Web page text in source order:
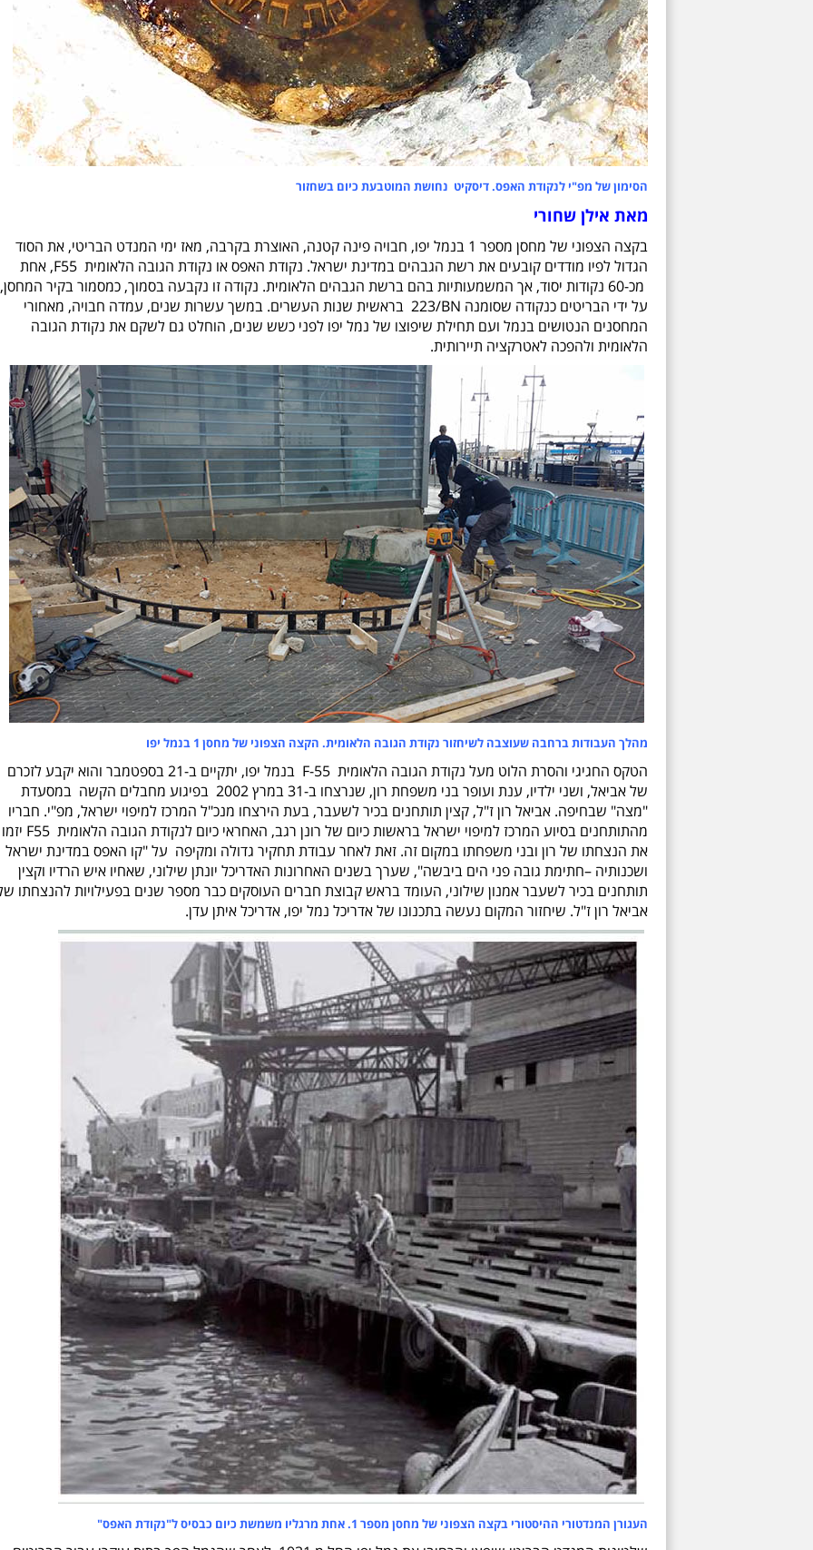
הסימון של מפ"י לנקודת האפס. דיסקיט נחושת המוטבעת כיום בשחזור
מאת אילן שחורי
בקצה הצפוני של מחסן מספר 1 בנמל יפו, חבויה פינה קטנה, האוצרת בקרבה, מאז ימי המנדט הבריטי, את הסוד
הגדול לפיו מודדים קובעים את רשת הגבהים במדינת ישראל. נקודת האפס או נקודת הגובה הלאומית F55, אחת
מכ-60 נקודות יסוד, אך המשמעותיות בהם ברשת הגבהים הלאומית. נקודה זו נקבעה בסמוך, כמסמור בקיר המחסן,
על ידי הבריטים כנקודה שסומנה BN
/223
בראשית שנות העשרים. במשך עשרות שנים, עמדה חבויה, מאחורי
המחסנים הנטושים בנמל ועם תחילת שיפוצו של נמל יפו לפני כשש שנים, הוחלט גם לשקם את נקודת הגובה
הלאומית ולהפכה לאטרקציה תיירותית.
מהלך העבודות ברחבה שעוצבה לשיחזור נקודת הגובה הלאומית. הקצה הצפוני של מחסן 1 בנמל יפו
הטקס החגיגי והסרת הלוט מעל נקודת הגובה הלאומית F-55 בנמל יפו, יתקיים ב-21 בספטמבר והוא יקבע לזכרם
של אביאל, ושני ילדיו, ענת ועופר בני משפחת רון, שנרצחו ב-31 במרץ 2002 בפיגוע מחבלים הקשה במסעדת
"מצה" שבחיפה. אביאל רון ז"ל, קצין תותחנים בכיר לשעבר, בעת הירצחו מנכ"ל המרכז למיפוי ישראל, מפ"י. חבריו
מהתותחנים בסיוע המרכז למיפוי ישראל בראשות כיום של רונן רגב, האחראי כיום לנקודת הגובה הלאומית F55 יזמו
את הנצחתו של רון ובני משפחתו במקום זה. זאת לאחר עבודת תחקיר גדולה ומקיפה על "קו האפס במדינת ישראל
ושכנותיה –חתימת גובה פני הים ביבשה", שערך בשנים האחרונות האדריכל יונתן שילוני, שאחיו איש הרדיו וקצין
תותחנים בכיר לשעבר אמנון שילוני, העומד בראש קבוצת חברים העוסקים כבר מספר שנים בפעילויות להנצחתו
אביאל רון ז"ל. שיחזור המקום נעשה בתכנונו של אדריכל נמל יפו, אדריכל איתן עדן.
העגורן המנדטורי ההיסטורי בקצה הצפוני של מחסן מספר 1. אחת מרגליו משמשת כיום כבסיס ל"נקודת האפס"